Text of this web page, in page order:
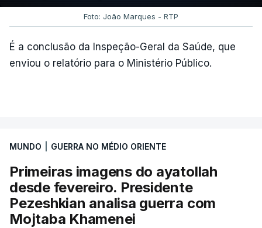
Foto: João Marques - RTP
É a conclusão da Inspeção-Geral da Saúde, que
enviou o relatório para o Ministério Público.
MUNDO GUERRA NO MÉDIO ORIENTE
Primeiras imagens do ayatollah
desde fevereiro. Presidente
Pezeshkian analisa guerra com
Mojtaba Khamenei